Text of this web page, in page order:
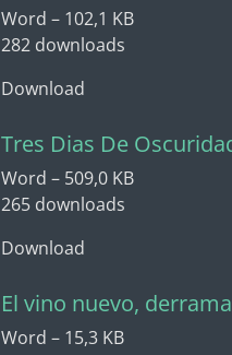
Word – 102,1 KB
282 downloads
Download
Tres Dias De
Word – 509,0 KB
265 downloads
Download
El vino nuevo,
Word – 15,3 KB